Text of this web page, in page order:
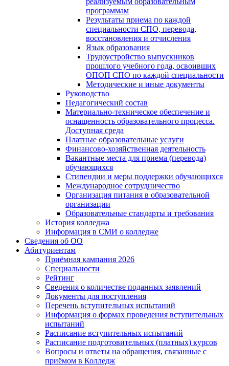
программам
Результаты приема по каждой
специальности СПО, перевода,
восстановления и отчисления
Язык образования
Трудоустройство выпускников
прошлого учебного года, освоивших
ОПОП СПО по каждой специальности
Методические и иные документы
Руководство
Педагогический состав
Материально-техническое обеспечение и
оснащенность образовательного процесса.
Доступная среда
Платные образовательные услуги
Финансово-хозяйственная деятельность
Вакантные места для приема (перевода)
обучающихся
Стипендии и меры поддержки обучающихся
Международное сотрудничество
Организация питания в образовательной
организации
Образовательные стандарты и требования
История колледжа
Информация в СМИ о колледже
Сведения об ОО
Абитуриентам
Приёмная кампания 2026
Специальности
Рейтинг
Сведения о количестве поданных заявлений
Документы для поступления
Перечень вступительных испытаний
Информация о формах проведения вступительных
испытаний
Расписание вступительных испытаний
Расписание подготовительных (платных) курсов
Вопросы и ответы на обращения, связанные с
приёмом в Колледж